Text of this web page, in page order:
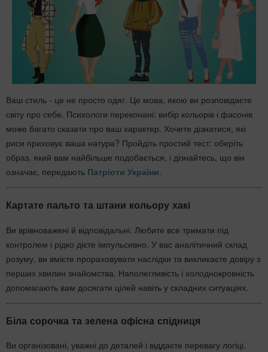
Ваш стиль - це не просто одяг. Це мова, якою ви розповідаєте
світу про себе. Психологи переконані: вибір кольорів і фасонів
може багато сказати про ваш характер. Хочете дізнатися, які
риси приховує ваша натура? Пройдіть простий тест: оберіть
образ, який вам найбільше подобається, і дізнайтесь, що він
означає, передають Патріоти України
Картате пальто та штани кольору хакі
Ви врівноважені й відповідальні. Любите все тримати під
контролем і рідко дієте імпульсивно. У вас аналітичний склад
розуму, ви вмієте прораховувати наслідки та викликаєте довіру з
перших хвилин знайомства. Наполегливість і холоднокровність
допомагають вам досягати цілей навіть у складних ситуаціях.
Біла сорочка та зелена офісна спідниця
Ви організовані, уважні до деталей і віддаєте перевагу логіці.